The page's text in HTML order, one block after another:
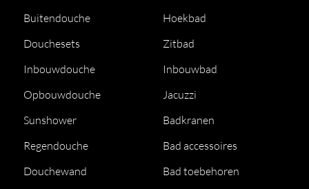
Buitendouche
Douchesets
Inbouwdouche
Opbouwdouche
Sunshower
Regendouche
Douchewand
Hoekbad
Zitbad
Inbouwbad
Jacuzzi
Badkranen
Bad accessoires
Bad toebehoren